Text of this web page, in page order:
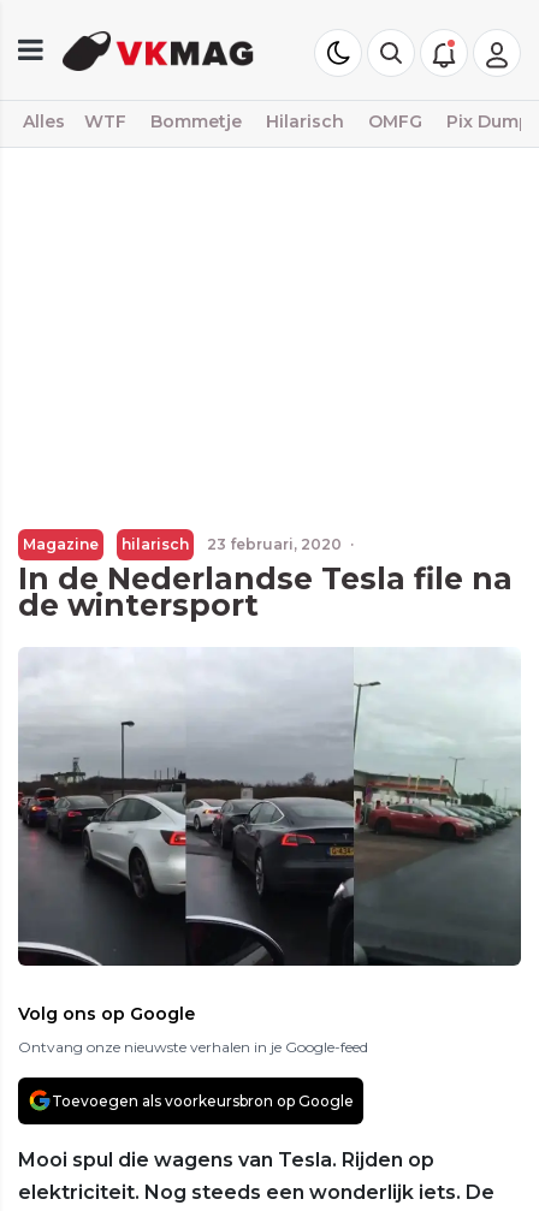
Alles WTF Bommetje Hilarisch OMFG Pix Dump
Magazine hilarisch 23 februari, 2020 ·
In de Nederlandse Tesla file na
de wintersport
Volg ons op Google
Ontvang onze nieuwste verhalen in je Google-feed
Toevoegen als voorkeursbron op Google
Mooi spul die wagens van Tesla. Rijden op
elektriciteit. Nog steeds een wonderlijk iets. De